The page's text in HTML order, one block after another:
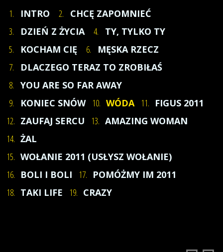
1. INTRO 2.
CHCĘ ZAPOMNIEĆ
3.
DZIEŃ Z ŻYCIA 4.
TY, TYLKO TY
5.
KOCHAM CIĘ 6.
MĘSKA RZECZ
7.
DLACZEGO TERAZ TO ZROBIŁAŚ
8. YOU ARE SO FAR AWAY
9.
KONIEC SNÓW 10. WÓDA 11. FIGUS 2011
12. ZAUFAJ SERCU 13. AMAZING WOMAN
14. ŻAL
15. WOŁANIE 2011 (USŁYSZ WOŁANIE)
16. BOLI I BOLI 17. POMÓŻMY IM 2011
18. TAKI LIFE 19. CRAZY